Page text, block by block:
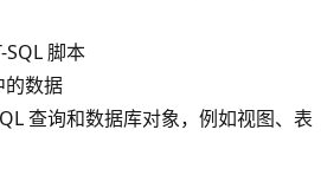
SQL 脚本
的数据
查询和数据库对象，例如视图、表